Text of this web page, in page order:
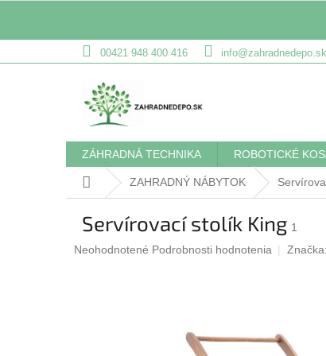
na
00421 948 400 416 info@zahradnedepo.sk
ZÁHRADNÁ TECHNIKA ROBOTICKÉ
DomovZAHRADNÝ NÁBYTOK
Servírovací stolík King 1
Priemerné
Neohodnotené Podrobnosti hodnotenia Značka: